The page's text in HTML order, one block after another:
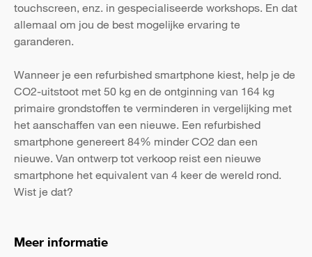
touchscreen, enz. in gespecialiseerde workshops. En dat
allemaal om jou de best mogelijke ervaring te
garanderen.
Wanneer je een refurbished smartphone kiest, help je de
CO2-uitstoot met 50 kg en de ontginning van 164 kg
primaire grondstoffen te verminderen in vergelijking met
het aanschaffen van een nieuwe. Een refurbished
smartphone genereert 84% minder CO2 dan een
nieuwe. Van ontwerp tot verkoop reist een nieuwe
smartphone het equivalent van 4 keer de wereld rond.
Wist je dat?
Meer informatie